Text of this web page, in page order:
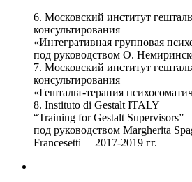
6. Московский институт
консультирования
«Интегративная групповая
под руководством О.
7. Московский институт
консультирования
«Гештальт-терапия
8. Instituto di Gestalt ITALY
“Training for Gestalt Supervisors”
под руководством Margherita
Francesetti —2017-2019 гг.